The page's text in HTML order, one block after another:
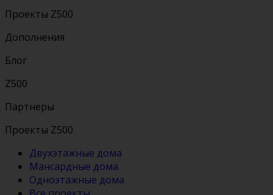
Проекты Z500
Дополнения
Блог
Z500
Партнеры
Проекты Z500
Двухэтажные дома
Мансардные дома
Одноэтажные дома